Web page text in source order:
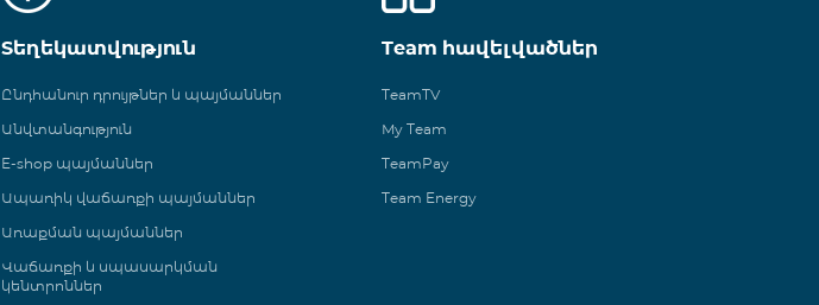
Տեղեկատվություն
Ընդհանուր դրույթներ և պայմաններ
Անվտանգություն
E-shop պայմաններ
Ապառիկ վաճառքի պայմաններ
Առաքման պայմաններ
Վաճառքի և սպասարկման
կենտրոններ
Team հավելվածներ
TeamTV
My Team
TeamPay
Team Energy